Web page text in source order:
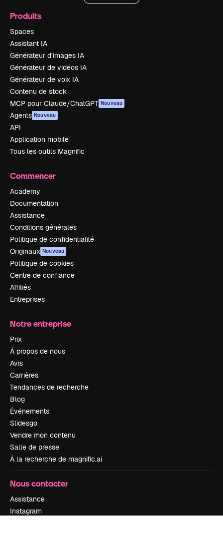
Produits
Spaces
Assistant IA
Générateur d’images IA
Générateur de vidéos IA
Générateur de voix IA
Contenu de stock
MCP pour Claude/ChatGPT Nouveau
Agents Nouveau
API
Application mobile
Tous les outils Magnific
Commencer
Academy
Documentation
Assistance
Conditions générales
Politique de confidentialité
Originaux Nouveau
Politique de cookies
Centre de confiance
Affiliés
Entreprises
Notre entreprise
Prix
À propos de nous
Avis
Carrières
Tendances de recherche
Blog
Événements
Slidesgo
Vendre mon contenu
Salle de presse
À la recherche de magnific.ai
Nous contacter
Assistance
Instagram